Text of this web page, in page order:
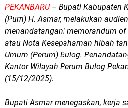
PEKANBARU– Bupati Kabupaten
(Purn) H. Asmar, melakukan
menandatangani memorandum of
atau Nota Kesepahaman hibah
Umum (Perum) Bulog.
Kantor Wilayah Perum Bulog
(15/12/2025).
Bupati Asmar menegaskan, kerja